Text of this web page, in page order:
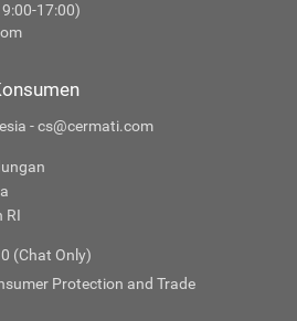
17:00)
- cs@cermati.com
RI
(Chat Only)
Protection and Trade